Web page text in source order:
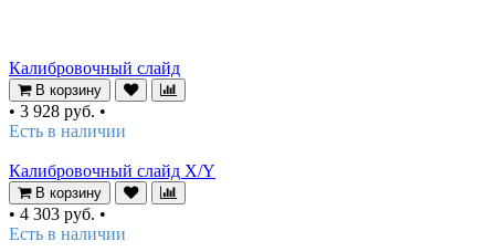
Калибровочный слайд
В корзину
• 3 928 руб. •
Есть в наличии
Калибровочный слайд X/Y
В корзину
• 4 303 руб. •
Есть в наличии